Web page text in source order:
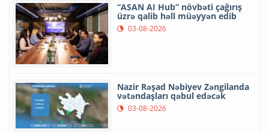
“ASAN AI Hub” növbəti çağırış
üzrə qalib həll müəyyən edib
03-08-2026
Nazir Rəşad Nəbiyev Zəngilanda
vətəndaşları qəbul edəcək
03-08-2026